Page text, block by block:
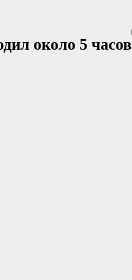
около 5 часов